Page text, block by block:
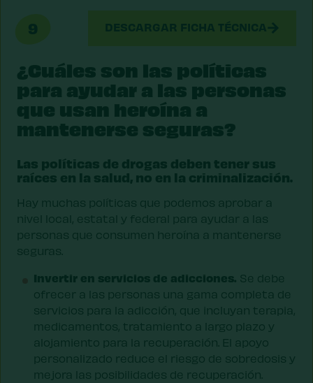
¿Cuáles son las políticas
para ayudar a las personas
que usan heroína a
mantenerse seguras?
Las políticas de drogas deben tener sus
raíces en la salud, no en la criminalización.
Hay muchas políticas que podemos aprobar a
nivel local, estatal y federal para ayudar a las
personas que consumen heroína a mantenerse
seguras.
Invertir en servicios de adicciones. Se debe
ofrecer a las personas una gama completa de
servicios para la adicción, que incluyan terapia,
medicamentos, tratamiento a largo plazo y
alojamiento para la recuperación. El apoyo
personalizado reduce el riesgo de sobredosis y
mejora las posibilidades de recuperación.